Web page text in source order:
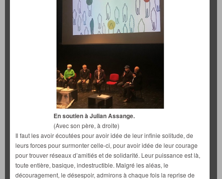
En soutien à Julian Assange.
(Avec son père, à droite)
Il faut les avoir écoutées pour avoir idée de leur infinie solitude, de
leurs forces pour surmonter celle-ci, pour avoir idée de leur courage
pour trouver réseaux d’amitiés et de solidarité. Leur puissance est là,
toute entière, basique, indestructible. Malgré les aléas, le
découragement, le désespoir, admirons à chaque fois la reprise de